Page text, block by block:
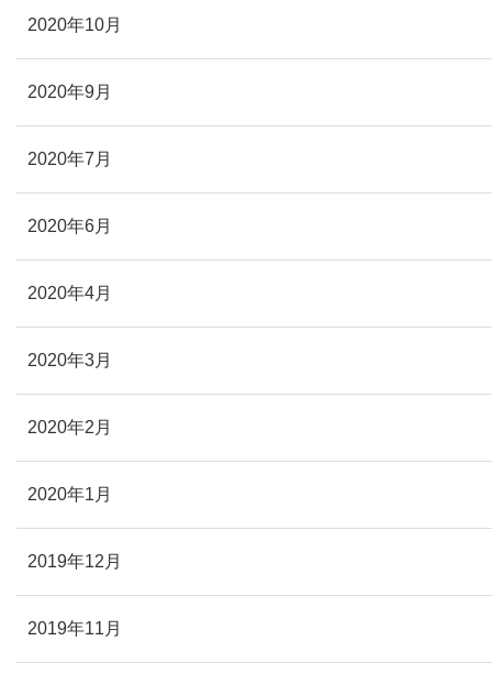
2020年10月
2020年9月
2020年7月
2020年6月
2020年4月
2020年3月
2020年2月
2020年1月
2019年12月
2019年11月